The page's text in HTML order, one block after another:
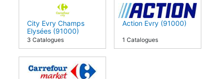
City Evry Champs
Elysées (91000)
3 Catalogues
Action Evry (91000)
1 Catalogues